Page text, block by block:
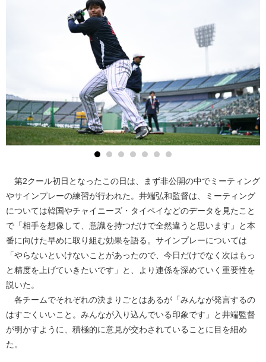
第2クール初日となったこの日は、まず非公開の中でミーティング
やサインプレーの練習が行われた。井端弘和監督は、ミーティング
については韓国やチャイニーズ・タイペイなどのデータを見たこと
で「相手を想像して、意識を持つだけで全然違うと思います」と本
番に向けた早めに取り組む効果を語る。サインプレーについては
「やらないといけないことがあったので、今日だけでなく次はもっ
と精度を上げていきたいです」と、より連係を深めていく重要性を
説いた。
各チームでそれぞれの決まりごとはあるが「みんなが発言するの
はすごくいいこと。みんなが入り込んでいる印象です」と井端監督
が明かすように、積極的に意見が交わされていることに目を細め
た。